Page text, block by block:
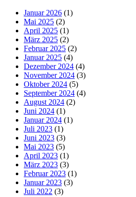
Januar 2026 (1)
Mai 2025 (2)
April 2025 (1)
März 2025 (2)
Februar 2025 (2)
Januar 2025 (4)
Dezember 2024 (4)
November 2024 (3)
Oktober 2024 (5)
September 2024 (4)
August 2024 (2)
Juni 2024 (1)
Januar 2024 (1)
Juli 2023 (1)
Juni 2023 (3)
Mai 2023 (5)
April 2023 (1)
März 2023 (3)
Februar 2023 (1)
Januar 2023 (3)
Juli 2022 (3)